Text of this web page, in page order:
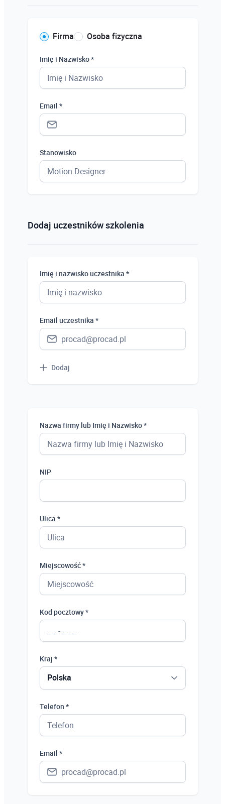
Firma Osoba fizyczna
Imię i Nazwisko *
Email *
Stanowisko
Dodaj uczestników szkolenia
Imię i nazwisko uczestnika *
Email uczestnika *
Dodaj
Nazwa firmy lub Imię i Nazwisko *
NIP
Ulica *
Miejscowość *
Kod pocztowy *
Kraj *
Polska
Telefon *
Email *
Uczeń
Bezrobotny
Polska
Ukraina
Niemcy
Wielka Brytania